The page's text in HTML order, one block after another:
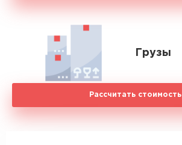
Грузы
Рассчитать стоимость